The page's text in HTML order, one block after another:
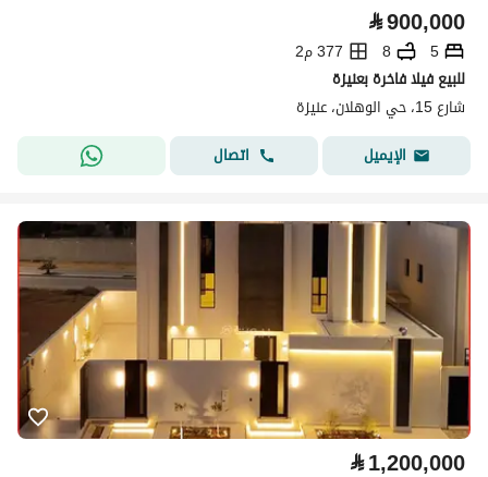
⃁900,000
5
8
377 م2
للبيع فيلا فاخرة بعنيزة
شارع 15، حي الوهلان، عنيزة
الإيميل
اتصال
⃁1,200,000